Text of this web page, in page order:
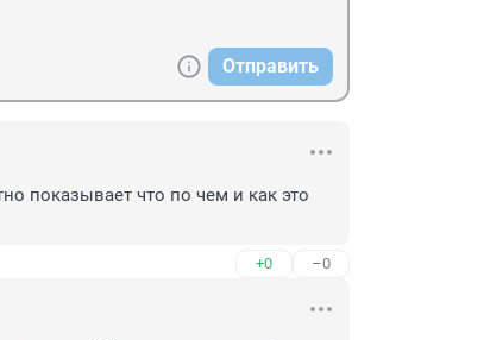
Отправить
показывает что по чем и как это
+0 –0